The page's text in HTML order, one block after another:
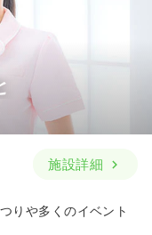
施設詳細
りや多くのイベント